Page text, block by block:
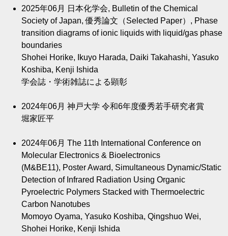
2025年06月
日本化学会, Bulletin of the Chemical
Society of Japan, 優秀論文（Selected Paper）, Phase
transition diagrams of ionic liquids with liquid/gas phase
boundaries
Shohei Horike, Ikuyo Harada, Daiki Takahashi, Yasuko
Koshiba, Kenji Ishida
学会誌・学術雑誌による顕彰
2024年06月 神戸大学 令和6年度優秀若手研究者賞
堀家匠平
2024年06月 The 11th International Conference on
Molecular Electronics & Bioelectronics
(M&BE11), Poster Award, Simultaneous Dynamic/Static
Detection of Infrared Radiation Using Organic
Pyroelectric Polymers Stacked with Thermoelectric
Carbon Nanotubes
Momoyo Oyama, Yasuko Koshiba, Qingshuo Wei,
Shohei Horike, Kenji Ishida